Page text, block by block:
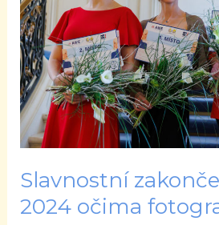
Slavnostní
2024 očima
2024
očima
fotografů